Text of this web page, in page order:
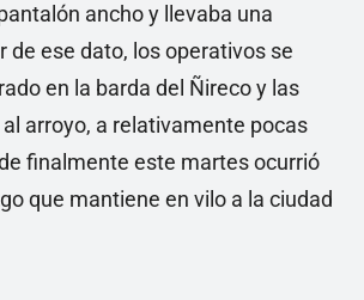
ancho y llevaba una
de ese dato, los operativos se
en la barda del Ñireco y las
arroyo, a relativamente pocas
finalmente este martes ocurrió
que mantiene en vilo a la ciudad